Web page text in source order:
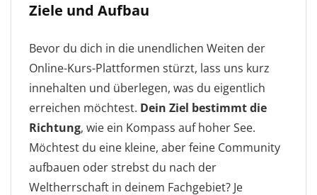
Ziele und Aufbau
Bevor du dich in die unendlichen Weiten der
Online-Kurs-Plattformen stürzt, lass uns kurz
innehalten und überlegen, was du eigentlich
erreichen möchtest. Dein Ziel bestimmt die
Richtung, wie ein Kompass auf hoher See.
Möchtest du eine kleine, aber feine Community
aufbauen oder strebst du nach der
Weltherrschaft in deinem Fachgebiet? Je